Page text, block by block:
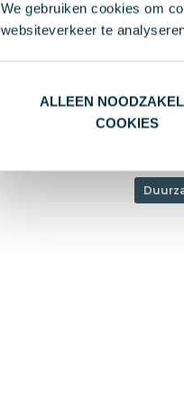
We gebruiken cookies om
websiteverkeer te
ALLEEN
COOKIES
€ 0,13